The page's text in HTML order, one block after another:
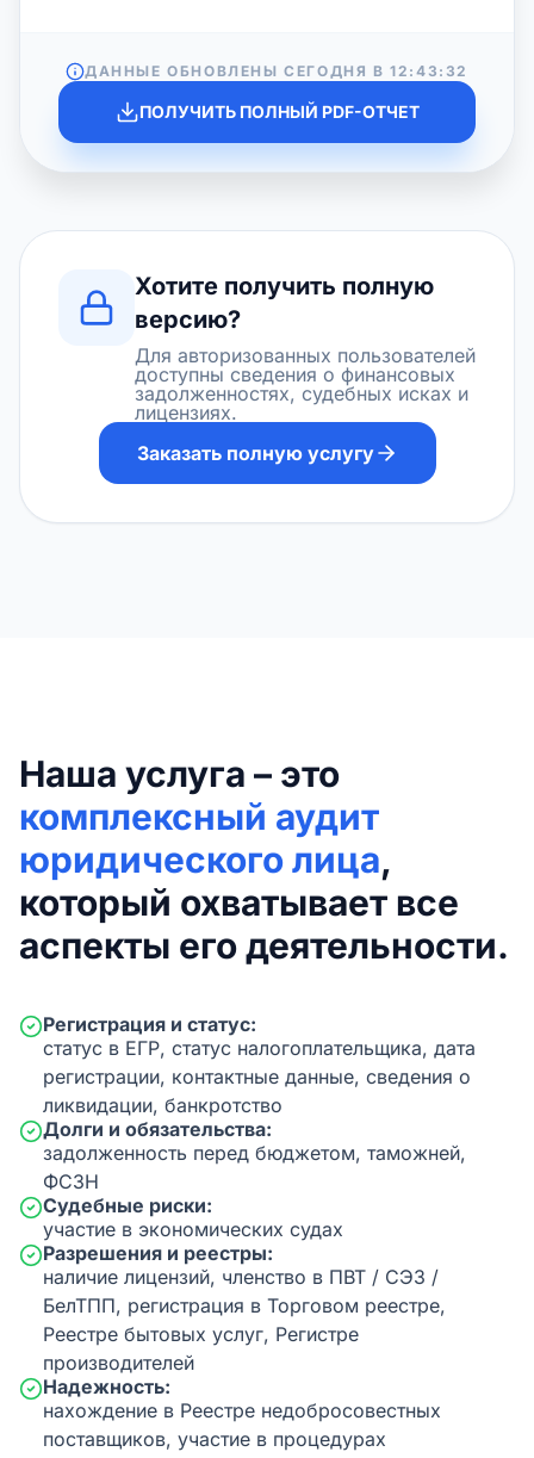
ДАННЫЕ ОБНОВЛЕНЫ СЕГОДНЯ В12:43:32
ПОЛУЧИТЬ ПОЛНЫЙ PDF-ОТЧЕТ
Хотите получить полную
версию?
Для авторизованных пользователей
доступны сведения о финансовых
задолженностях, судебных исках и
лицензиях.
Заказать полную услугу
Наша услуга – это
комплексный аудит
юридического лица,
который охватывает все
аспекты его деятельности.
Регистрация и статус:
статус в ЕГР, статус налогоплательщика, дата
регистрации, контактные данные, сведения о
ликвидации, банкротство
Долги и обязательства:
задолженность перед бюджетом, таможней,
ФСЗН
Судебные риски:
участие в экономических судах
Разрешения и реестры:
наличие лицензий, членство в ПВТ / СЭЗ /
БелТПП, регистрация в Торговом реестре,
Реестре бытовых услуг, Регистре
производителей
Надежность:
нахождение в Реестре недобросовестных
поставщиков, участие в процедурах